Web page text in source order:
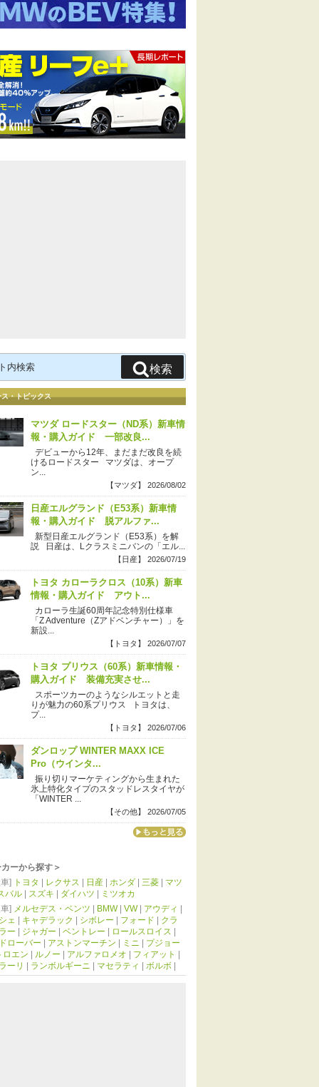
検索
ス・トピックス
マツダ ロードスター（ND系）新車情
報・購入ガイド 一部改良...
デビューから12年、まだまだ改良を続
けるロードスター マツダは、オープ
ン...
【マツダ】 2026/08/02
日産エルグランド（E53系）新車情
報・購入ガイド 脱アルファ...
新型日産エルグランド（E53系）を解
説 日産は、Lクラスミニバンの「エル...
【日産】 2026/07/19
トヨタ カローラクロス（10系）新車
情報・購入ガイド アウト...
カローラ生誕60周年記念特別仕様車
「Z Adventure（Zアドベンチャー）」を
新設...
【トヨタ】 2026/07/07
トヨタ プリウス（60系）新車情報・
購入ガイド 装備充実させ...
スポーツカーのようなシルエットと走
りが魅力の60系プリウス トヨタは、
プ...
【トヨタ】 2026/07/06
ダンロップ WINTER MAXX ICE
Pro（ウインタ...
振り切りマーケティングから生まれた
氷上特化タイプのスタッドレスタイヤが
「WINTER ...
【その他】 2026/07/05
ーから探す＞
] トヨタ レクサス 日産 ホンダ 三菱
マツ
バル
スズキ ダイハツ
ミツオカ
] メルセデス・ベンツ BMW| VW| アウディ
ェ
キャデラック シボレー フォード
クラ
ー
ジャガー ベントレー ロールスロイス
ローバー
アストンマーチン ミニ
プジョー
ロエン
ルノー アルファロメオ フィアット
ーリ
ランボルギーニ マセラティ ボルボ